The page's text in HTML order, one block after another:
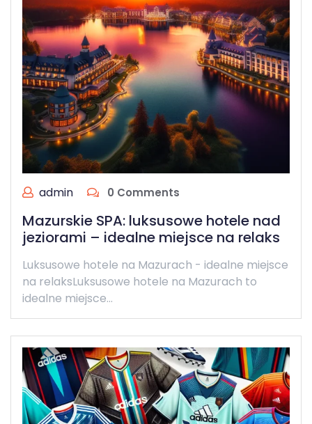
admin 0 Comments
Mazurskie SPA: luksusowe hotele nad
jeziorami – idealne miejsce na relaks
Luksusowe hotele na Mazurach - idealne miejsce
na relaksLuksusowe hotele na Mazurach to
idealne miejsce…